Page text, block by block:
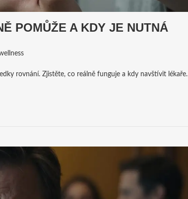
POMŮŽE A KDY JE NUTNÁ
rovnání. Zjistěte, co reálně funguje a kdy navštívit lékaře.